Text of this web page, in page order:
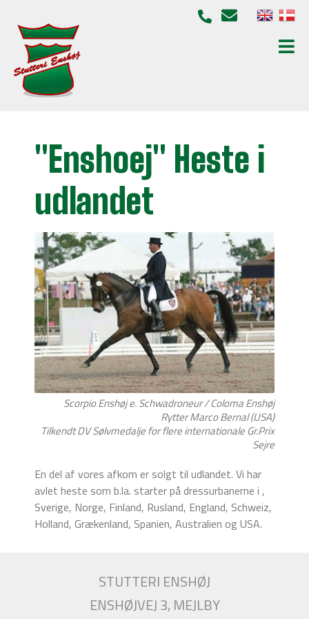
"Enshoej" Heste i
udlandet
Scorpio Enshøj e. Schwadroneur / Coloma Enshøj
Rytter Marco Bernal (USA)
Tilkendt DV Sølvmedalje for flere internationale Gr.Prix
Sejre
En del af vores afkom er solgt til udlandet. Vi har
avlet heste som b.la. starter på dressurbanerne i ,
Sverige, Norge, Finland, Rusland, England, Schweiz,
Holland, Grækenland, Spanien, Australien og USA.
STUTTERI ENSHØJ
ENSHØJVEJ 3, MEJLBY